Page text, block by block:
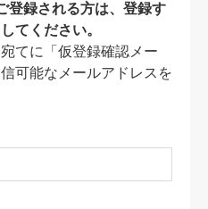
登録される方は、登録す
てください。
てに「仮登録確認メー
可能なメールアドレスを